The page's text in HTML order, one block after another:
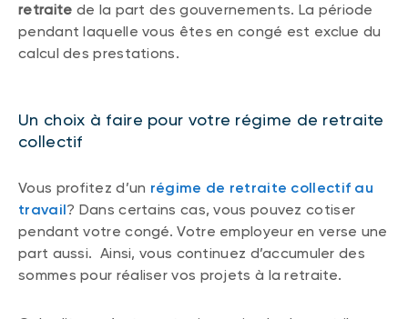
retraite de la part des gouvernements. La période
pendant laquelle vous êtes en congé est exclue du
calcul des prestations.
Un choix à faire pour votre régime de retraite
collectif
Vous profitez d’un régime de retraite collectif au
travail? Dans certains cas, vous pouvez cotiser
pendant votre congé. Votre employeur en verse une
part aussi. Ainsi, vous continuez d’accumuler des
sommes pour réaliser vos projets à la retraite.